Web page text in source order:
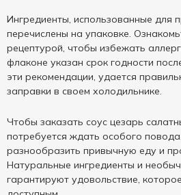
Ингредиенты, использованные для
перечислены на упаковке.
рецептурой, чтобы избежать
флаконе указан срок годности
эти рекомендации, удается
заправки в своем холодильнике.
Чтобы заказать соус цезарь
потребуется ждать особого
разнообразить привычную еду и
Натуральные ингредиенты и
гарантируют удовольствие,